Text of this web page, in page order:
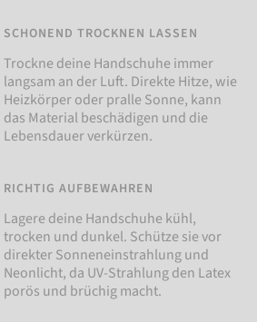
SCHONEND TROCKNEN LASSEN
Trockne deine Handschuhe immer
langsam an der Luft. Direkte Hitze, wie
Heizkörper oder pralle Sonne, kann
das Material beschädigen und die
Lebensdauer verkürzen.
RICHTIG AUFBEWAHREN
Lagere deine Handschuhe kühl,
trocken und dunkel. Schütze sie vor
direkter Sonneneinstrahlung und
Neonlicht, da UV-Strahlung den Latex
porös und brüchig macht.